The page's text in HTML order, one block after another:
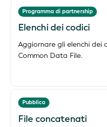
Programma di partnership
Elenchi dei codici
Aggiornare gli elenchi dei
Common Data File.
Pubblico
File concatenati